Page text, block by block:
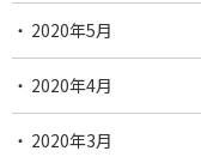
2020年5月
2020年4月
2020年3月